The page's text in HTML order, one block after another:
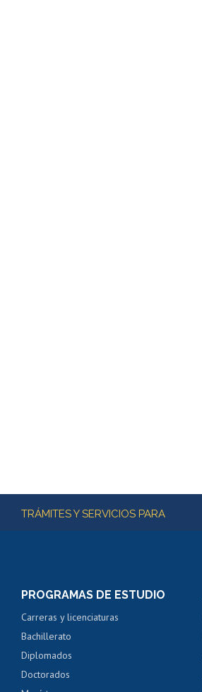
Más información
TRÁMITES Y SERVICIOS PARA
PROGRAMAS DE ESTUDIO
Carreras y licenciaturas
Bachillerato
Diplomados
Doctorados